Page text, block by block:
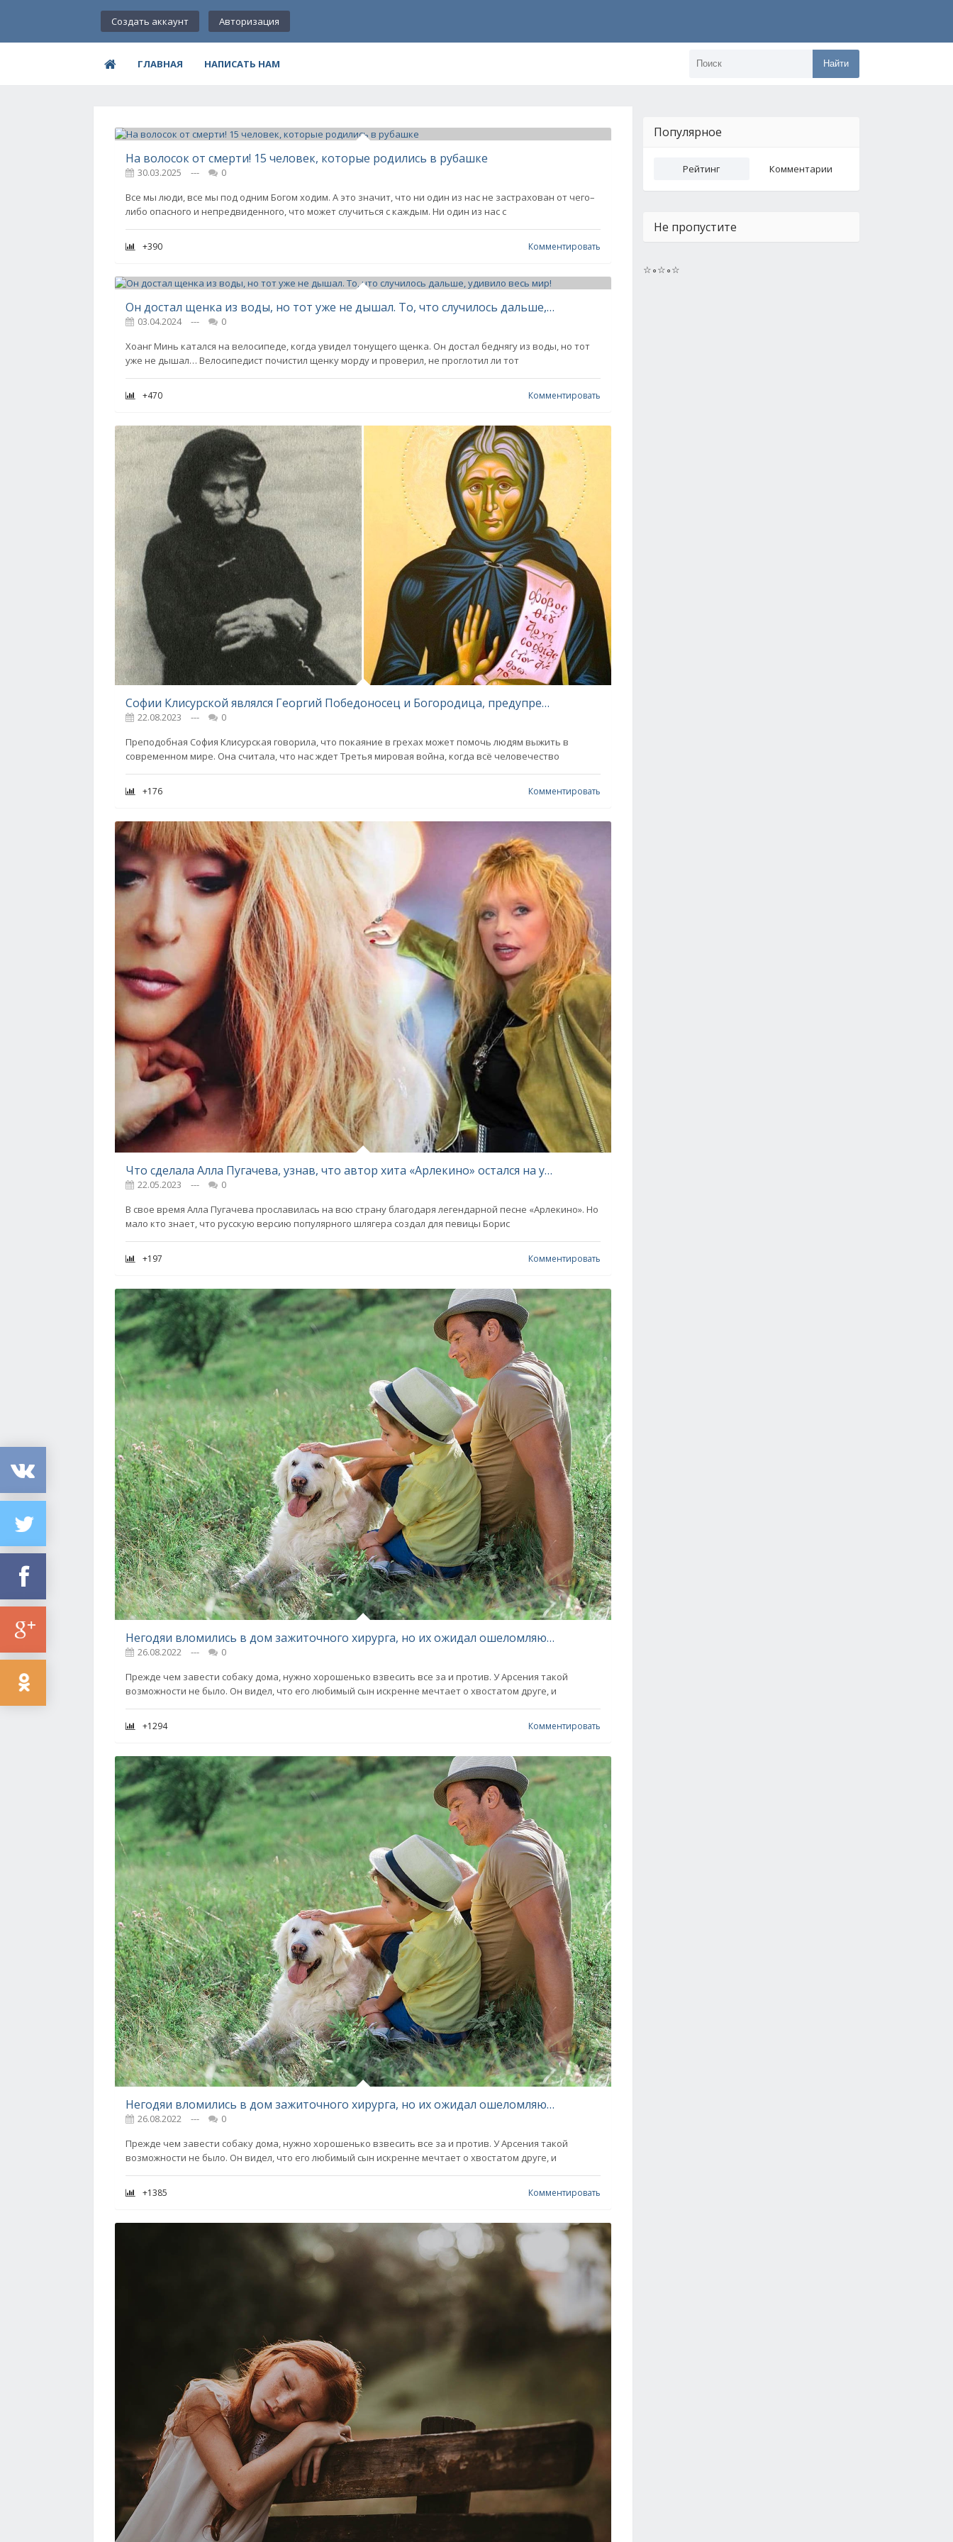
Создать аккаунт Авторизация
ГЛАВНАЯ НАПИСАТЬ НАМ Найти
На волосок от смерти! 15 человек, которые родились в рубашке
30.03.2025 ---
0
Все мы люди, все мы под одним Богом ходим. А это значит, что ни один из нас не застрахован от чего–
либо опасного и непредвиденного, что может случиться с каждым. Ни один из нас с
+390 Комментировать
Он достал щенка из воды, но тот уже не дышал. То, что случилось дальше, удивило весь мир!
03.04.2024 ---
0
Хоанг Минь катался на велосипеде, когда увидел тонущего щенка. Он достал беднягу из воды, но тот
уже не дышал… Велосипедист почистил щенку морду и проверил, не проглотил ли тот
+470 Комментировать
Софии Клисурской являлся Георгий Победоносец и Богородица, предупреждая о Третьей мировой
22.08.2023 ---
0
Преподобная София Клисурская говорила, что покаяние в грехах может помочь людям выжить в
современном мире. Она считала, что нас ждет Третья мировая война, когда всё человечество
+176 Комментировать
Что сделала Алла Пугачева, узнав, что автор хита «Арлекино» остался на улице
22.05.2023 ---
0
В свое время Алла Пугачева прославилась на всю страну благодаря легендарной песне «Арлекино». Но
мало кто знает, что русскую версию популярного шлягера создал для певицы Борис
+197 Комментировать
Негодяи вломились в дом зажиточного хирурга, но их ожидал ошеломляющий сюрприз
26.08.2022 ---
0
Прежде чем завести собаку дома, нужно хорошенько взвесить все за и против. У Арсения такой
возможности не было. Он видел, что его любимый сын искренне мечтает о хвостатом друге, и
+1294 Комментировать
Негодяи вломились в дом зажиточного хирурга, но их ожидал ошеломляющий сюрприз
26.08.2022 ---
0
Прежде чем завести собаку дома, нужно хорошенько взвесить все за и против. У Арсения такой
возможности не было. Он видел, что его любимый сын искренне мечтает о хвостатом друге, и
+1385 Комментировать
Популярное
Рейтинг Комментарии
Не пропустите
☆∘☆∘☆